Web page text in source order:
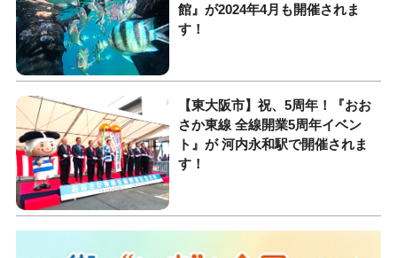
館』が2024年4月も開催されま
す！
【東大阪市】祝、5周年！『おお
さか東線 全線開業5周年イベン
ト』が 河内永和駅で開催されま
す！